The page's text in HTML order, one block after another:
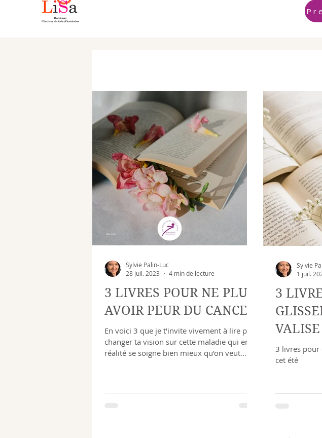
3 LIVRES POUR NE PLUS
AVOIR PEUR DU CANCER
En voici 3 que je t'invite vivement à lire pour
changer ta vision sur cette maladie qui en
réalité se soigne bien mieux qu'on veut
Sylvie Palin-Luc
28 juil. 2023
4 min de lecture
3
VALISE
3 livres pour
cet été
Sylvie
1 juil.